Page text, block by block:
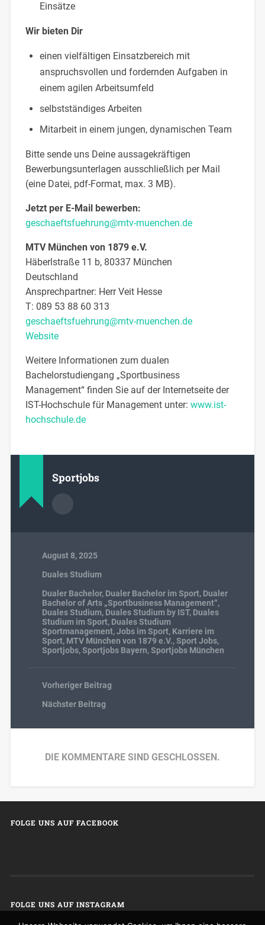
Einsätze
Wir bieten Dir
einen vielfältigen Einsatzbereich mit
anspruchsvollen und fordernden Aufgaben in
einem agilen Arbeitsumfeld
selbstständiges Arbeiten
Mitarbeit in einem jungen, dynamischen Team
Bitte sende uns Deine aussagekräftigen
Bewerbungsunterlagen ausschließlich per Mail
(eine Datei, pdf-Format, max. 3 MB).
Jetzt per E-Mail bewerben:
geschaeftsfuehrung@mtv-muenchen.de
MTV München von 1879 e.V.
Häberlstraße 11 b, 80337 München
Deutschland
Ansprechpartner: Herr Veit Hesse
T: 089 53 88 60 313
geschaeftsfuehrung@mtv-muenchen.de
Website
Weitere Informationen zum dualen
Bachelorstudiengang „Sportbusiness
Management“ finden Sie auf der Internetseite der
IST-Hochschule für Management unter: www.ist-
hochschule.de
Sportjobs
August 8, 2025
Duales Studium
Dualer Bachelor, Dualer Bachelor im Sport, Dualer
Bachelor of Arts „Sportbusiness Management“,
Duales Studium, Duales Studium by IST, Duales
Studium im Sport, Duales Studium
Sportmanagement,Jobs im Sport, Karriere im
Sport, MTV München von 1879 e.V.,Sport Jobs,
Sportjobs,Sportjobs Bayern,Sportjobs München
Vorheriger Beitrag
Nächster Beitrag
DIE KOMMENTARE SIND GESCHLOSSEN.
FOLGE UNS AUF FACEBOOK
FOLGE UNS AUF INSTAGRAM